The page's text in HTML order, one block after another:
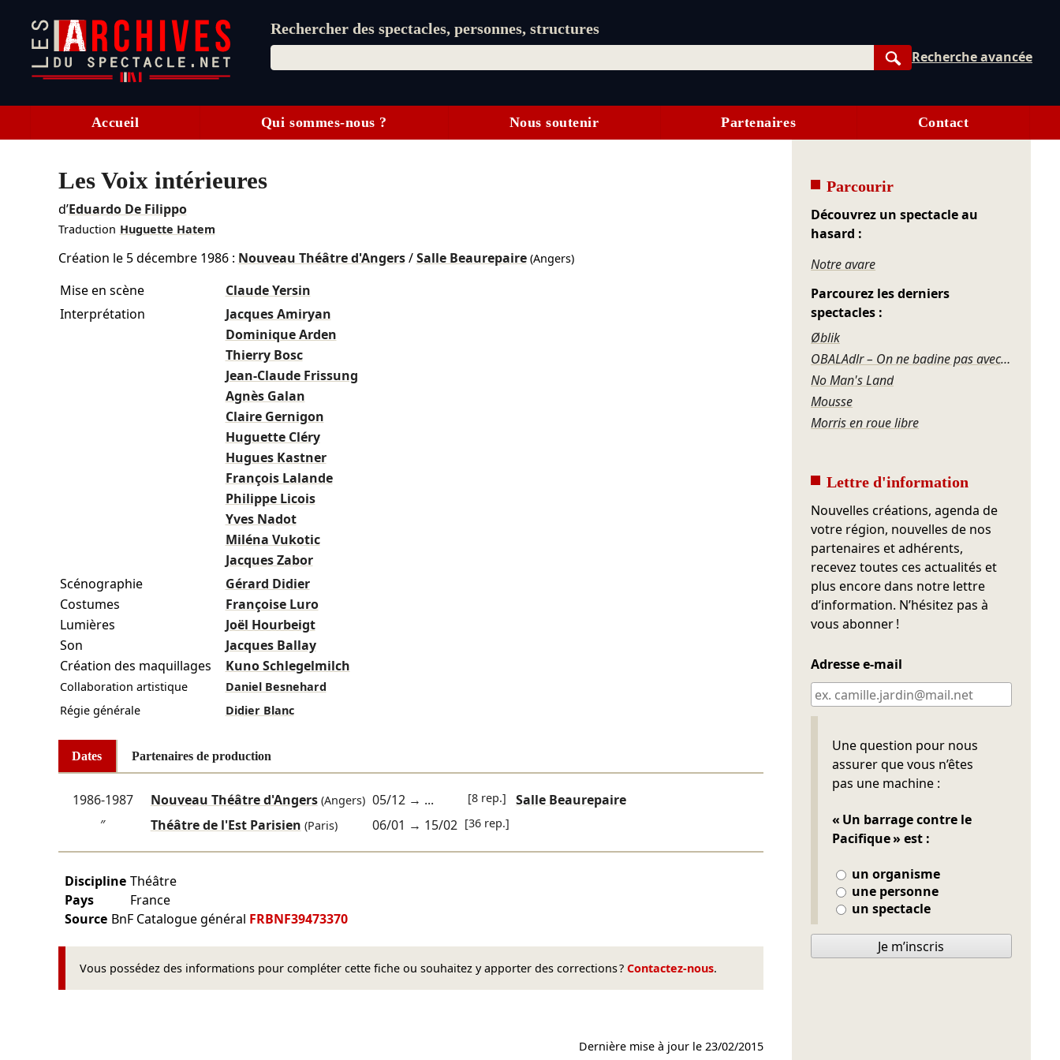
Rechercher des spectacles, personnes, structures
Rechercher
Recherche avancée
Accueil Qui sommes-nous ? Nous soutenir Partenaires Contact
Les Voix intérieures
d’Eduardo De Filippo
Traduction Huguette Hatem
Création le 5 décembre 1986: Nouveau Théâtre d'Angers/Salle Beaurepaire(Angers)
Mise en scène
Claude Yersin
Interprétation
Jacques Amiryan
Dominique Arden
Thierry Bosc
Jean-Claude Frissung
Agnès Galan
Claire Gernigon
Huguette Cléry
Hugues Kastner
François Lalande
Philippe Licois
Yves Nadot
Miléna Vukotic
Jacques Zabor
Scénographie
Gérard Didier
Costumes
Françoise Luro
Lumières
Joël Hourbeigt
Son
Jacques Ballay
Création des maquillages
Kuno Schlegelmilch
Collaboration artistique
Daniel Besnehard
Régie générale
Didier Blanc
Dates Partenaires de production
1986-1987 Nouveau Théâtre d'Angers(Angers) 05/12→ ... [8 rep.]
Salle Beaurepaire
″
Théâtre de l'Est Parisien (Paris) 06/01 → 15/02 [36 rep.]
Discipline Théâtre
Pays
France
Source BnF Catalogue général FRBNF39473370
Vous possédez des informations pour compléter cette fiche ou souhaitez y apporter des corrections ? Contactez-nous.
Dernière mise à jour le23/02/2015
Parcourir
Découvrez un spectacle au
hasard :
Notre avare
Parcourez les derniers
spectacles :
Øblik
OBALAdlr – On ne badine pas avec l'amour dans la rue
No Man's Land
Mousse
Morris en roue libre
Lettre d'information
Nouvelles créations, agenda de
votre région, nouvelles de nos
partenaires et adhérents,
recevez toutes ces actualités et
plus encore dans notre lettre
d’information. N’hésitez pas à
vous abonner !
Adresse e-mail
Une question pour nous
assurer que vous n’êtes
pas une machine :
« Un barrage contre le
Pacifique » est :
un organisme
une personne
un spectacle
Ne pas remplir
Je m’inscris